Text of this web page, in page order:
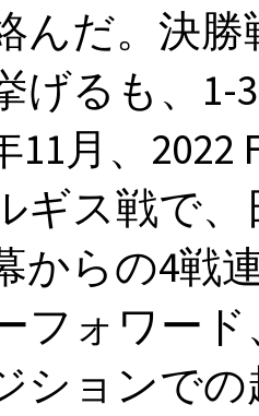
んだ。決
げるも、1-
11月、
ギス戦で
からの4戦
フォワー
ションで